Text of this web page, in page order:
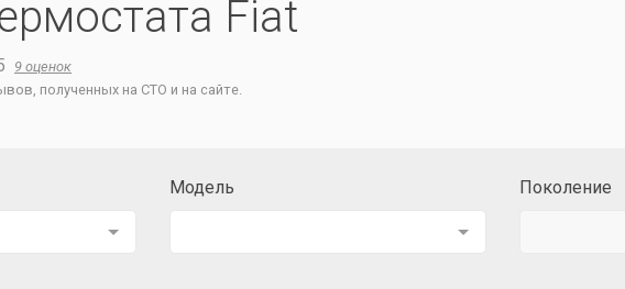
Fiat
9 оценок
полученных на СТО и на сайте.
Модель Поколение